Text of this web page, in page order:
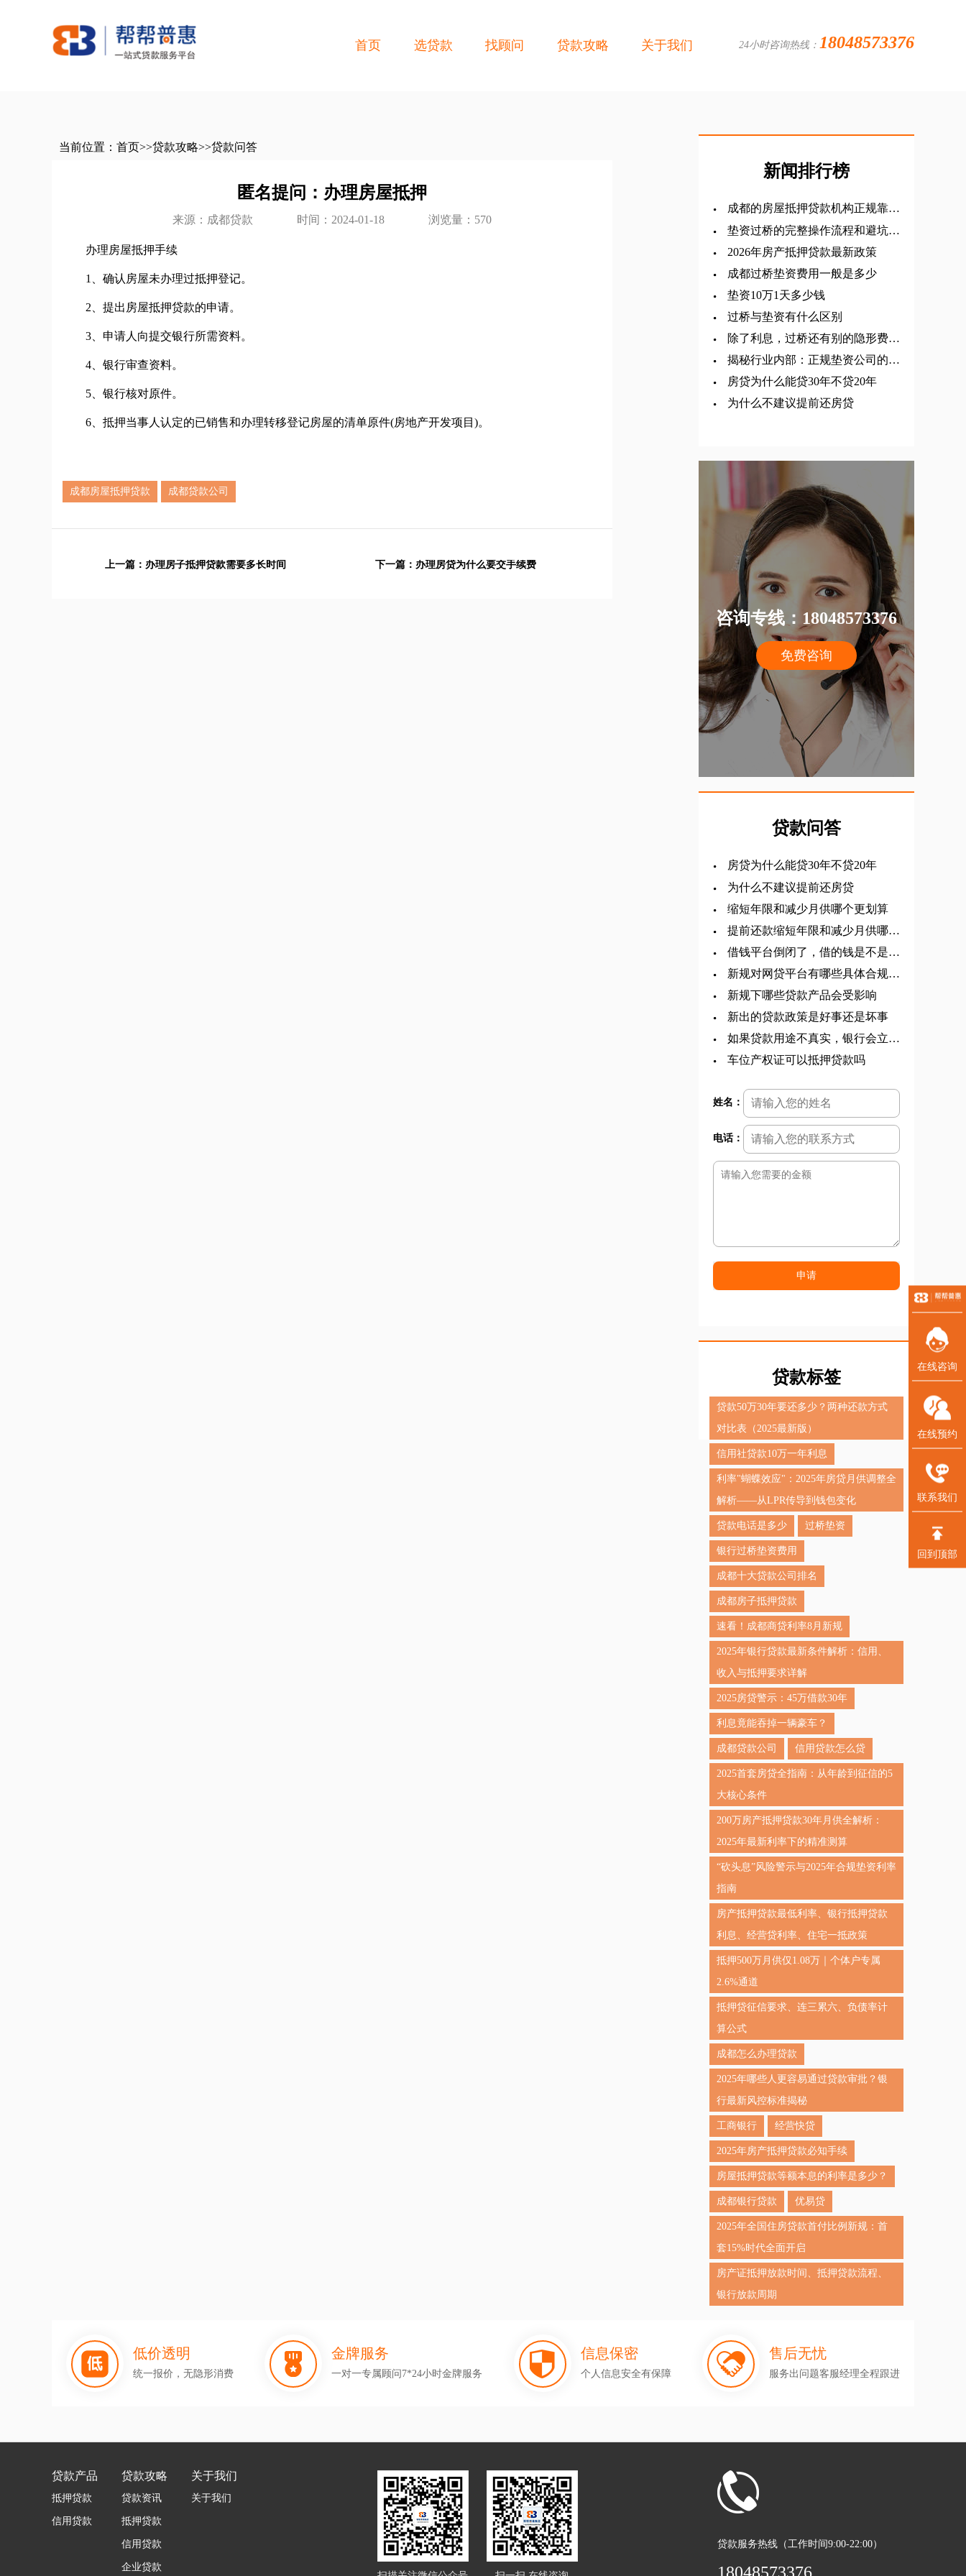
首页 选贷款 找顾问 贷款攻略 关于我们 24小时咨询热线： 18048573376
当前位置： 首页>>贷款攻略>>贷款问答
匿名提问：办理房屋抵押
来源：成都贷款 时间：2024-01-18 浏览量：570
办理房屋抵押手续
1、确认房屋未办理过抵押登记。
2、提出房屋抵押贷款的申请。
3、申请人向提交银行所需资料。
4、银行审查资料。
5、银行核对原件。
6、抵押当事人认定的已销售和办理转移登记房屋的清单原件(房地产开发项目)。
成都房屋抵押贷款 成都贷款公司
上一篇： 办理房子抵押贷款需要多长时间 下一篇： 办理房贷为什么要交手续费
新闻排行榜
成都的房屋抵押贷款机构正规靠谱
有哪几家？
垫资过桥的完整操作流程和避坑要
2026年房产抵押贷款最新政策
成都过桥垫资费用一般是多少
垫资10万1天多少钱
过桥与垫资有什么区别
除了利息，过桥还有别的隐形费用
吗？
揭秘行业内部：正规垫资公司的过
桥流程，和你想的完全不一样
房贷为什么能贷30年不贷20年
​为什么不建议提前还房贷
咨询专线：18048573376
免费咨询
贷款问答
房贷为什么能贷30年不贷20年
​为什么不建议提前还房贷
缩短年限和减少月供哪个更划算
提前还款缩短年限和减少月供哪个
划算
借钱平台倒闭了，借的钱是不是就
不用还了
新规对网贷平台有哪些具体合规要
求
新规下哪些贷款产品会受影响
新出的贷款政策是好事还是坏事
如果贷款用途不真实，银行会立即
收回贷款吗
车位产权证可以抵押贷款吗
姓名：
电话：
申请
贷款标签
贷款50万30年要还多少？两种还款方式
对比表（2025最新版）‌
信用社贷款10万一年利息
利率"蝴蝶效应"：2025年房贷月供调整全
解析——从LPR传导到钱包变化
贷款电话是多少 过桥垫资
银行过桥垫资费用
成都十大贷款公司排名
成都房子抵押贷款
速看！成都商贷利率8月新规
2025年银行贷款最新条件解析：信用、
收入与抵押要求详解
2025房贷警示：45万借款30年
利息竟能吞掉一辆豪车？
成都贷款公司 信用贷款怎么贷
2025首套房贷全指南：从年龄到征信的5
大核心条件
200万房产抵押贷款30年月供全解析：
2025年最新利率下的精准测算
“砍头息”风险警示与2025年合规垫资利率
指南
房产抵押贷款最低利率、银行抵押贷款
利息、经营贷利率、住宅一抵政策
抵押500万月供仅1.08万｜个体户专属
2.6%通道
抵押贷征信要求、连三累六、负债率计
算公式
成都怎么办理贷款
2025年哪些人更容易通过贷款审批？银
行最新风控标准揭秘
工商银行 经营快贷
2025年房产抵押贷款必知手续
房屋抵押贷款等额本息的利率是多少？
成都银行贷款 优易贷
2025年全国住房贷款首付比例新规：首
套15%时代全面开启
房产证抵押放款时间、抵押贷款流程、
银行放款周期
低价透明
统一报价，无隐形消费
金牌服务
一对一专属顾问7*24小时金牌服务
信息保密
个人信息安全有保障
售后无忧
服务出问题客服经理全程跟进
贷款产品
抵押贷款
信用贷款
贷款攻略
贷款资讯
抵押贷款
信用贷款
企业贷款
关于我们
关于我们
贷款服务热线（工作时间9:00-22:00）
在线咨询
在线预约
联系我们
回到顶部